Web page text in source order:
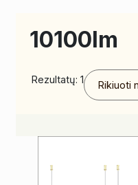
10100lm
Rezultatų: 1